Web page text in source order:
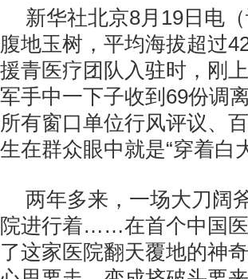
新华社北京8月19日电
腹地玉树，平均海拔超过
援青医疗团队入驻时，刚
军手中一下子收到69份调
所有窗口单位行风评议、
生在群众眼中就是“穿着
两年多来，一场大刀阔
院进行着……在首个中国
了这家医院翻天覆地的神